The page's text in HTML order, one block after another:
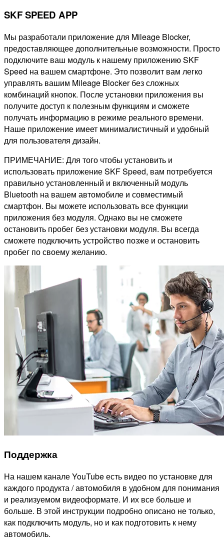
SKF SPEED APP
Мы разработали приложение для Mileage Blocker,
предоставляющее дополнительные возможности. Просто
подключите ваш модуль к нашему приложению SKF
Speed на вашем смартфоне. Это позволит вам легко
управлять вашим Mileage Blocker без сложных
комбинаций кнопок. После установки приложения вы
получите доступ к полезным функциям и сможете
получать информацию в режиме реального времени.
Наше приложение имеет минималистичный и удобный
для пользователя дизайн.
ПРИМЕЧАНИЕ: Для того чтобы установить и
использовать приложение SKF Speed, вам потребуется
правильно установленный и включенный модуль
Bluetooth на вашем автомобиле и совместимый
смартфон. Вы можете использовать все функции
приложения без модуля. Однако вы не сможете
остановить пробег без установки модуля. Вы всегда
сможете подключить устройство позже и остановить
пробег по своему желанию.
Поддержка
На нашем канале YouTube есть видео по установке для
каждого продукта / автомобиля в удобном для понимания
и реализуемом видеоформате. И их все больше и
больше. В этой инструкции подробно описано не только,
как подключить модуль, но и как подготовить к нему
автомобиль.